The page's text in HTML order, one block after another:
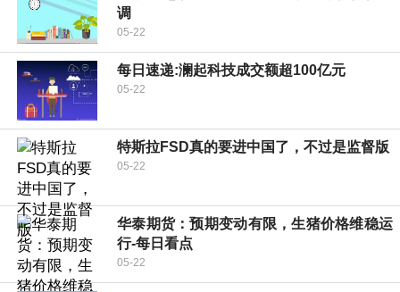
调
05-22
每日速递:澜起科技成交额超100亿元
05-22
特斯拉FSD真的要进中国了，不过是监督版
05-22
华泰期货：预期变动有限，生猪价格维稳运
行-每日看点
05-22